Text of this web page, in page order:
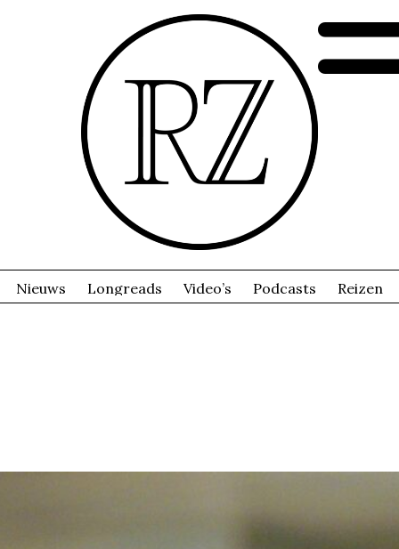
Nieuws Longreads Video’s Podcasts Reizen